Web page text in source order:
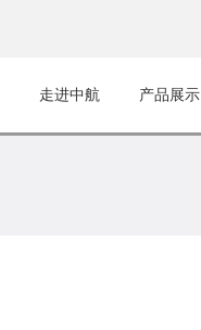
走进中航 产品展示